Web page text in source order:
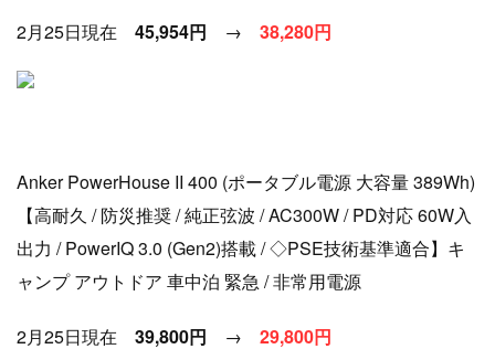
2月25日現在 45,954円 → 38,280円
Anker PowerHouse II 400 (ポータブル電源 大容量 389Wh)
【高耐久 / 防災推奨 / 純正弦波 / AC300W / PD対応 60W入
出力 / PowerIQ 3.0 (Gen2)搭載 / ◇PSE技術基準適合】キ
ャンプ アウトドア 車中泊 緊急 / 非常用電源
2月25日現在 39,800円 → 29,800円